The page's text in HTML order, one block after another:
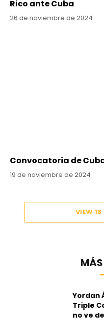
Rico ante Cuba
26 de noviembre de 2024
Convocatoria de
19 de noviembre de 2024
VIEW
Yordan
Triple
no ve